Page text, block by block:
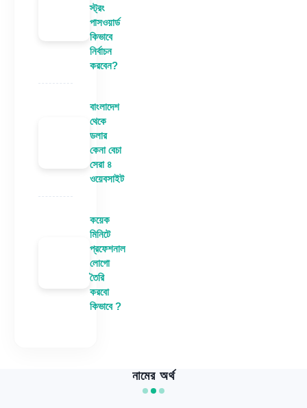
স্ট্রং
পাসওয়ার্ড
কিভাবে
নির্বাচন
করবেন?
বাংলাদেশ
থেকে
ডলার
কেনা বেচা
সেরা ৪
ওয়েবসাইট
কয়েক
মিনিটে
প্রফেশনাল
লোগো
তৈরি
করবো
কিভাবে ?
নামের অর্থ